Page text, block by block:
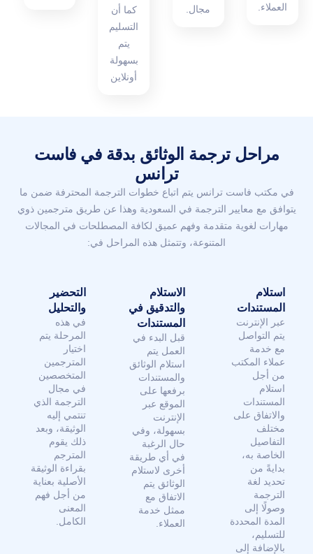
العملاء.
مجال.
كما أن
التسليم
يتم
بسهولة
أونلاين
مراحل ترجمة الوثائق بدقة في فاست
ترانس
في مكتب فاست ترانس يتم اتباع خطوات الترجمة المحترفة ضمن ما
يتوافق مع معايير الترجمة في السعودية وهذا عن طريق مترجمين ذوي
مهارات لغوية متقدمة وفهم عميق لكافة المصطلحات في المجالات
المتنوعة، وتتمثل هذه المراحل في:
استلام
المستندات
عبر الإنترنت
يتم التواصل
مع خدمة
عملاء المكتب
من أجل
استلام
المستندات
والاتفاق على
مختلف
التفاصيل
الخاصة به،
بدايةً من
تحديد لغة
الترجمة
وصولًا إلى
المدة المحددة
للتسليم،
بالإضافة إلى
الاستلام
والتدقيق في
المستندات
قبل البدء في
العمل يتم
استلام الوثائق
والمستندات
برفعها على
الموقع عبر
الإنترنت
بسهولة، وفي
حال الرغبة
في أي طريقة
أخرى لاستلام
الوثائق يتم
الاتفاق مع
ممثل خدمة
العملاء.
التحضير
والتحليل
في هذه
المرحلة يتم
اختيار
المترجمين
المتخصصين
في مجال
الترجمة الذي
تنتمي إليه
الوثيقة، وبعد
ذلك يقوم
المترجم
بقراءة الوثيقة
الأصلية بعناية
من أجل فهم
المعنى
الكامل.